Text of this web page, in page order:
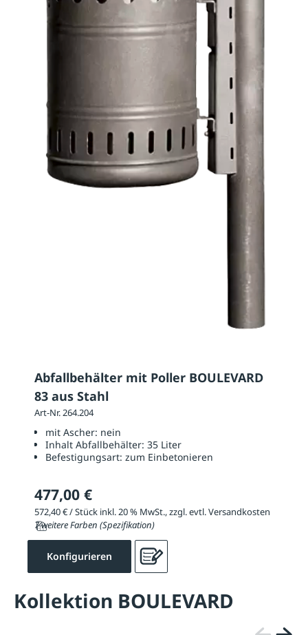
Abfallbehälter mit Poller BOULEVARD
83 aus Stahl
Art-Nr. 264.204
mit Ascher: nein
Inhalt Abfallbehälter: 35 Liter
Befestigungsart: zum Einbetonieren
477,00 €
572,40 € / Stück inkl. 20 % MwSt., zzgl. evtl. Versandkosten
7 weitere Farben (Spezifikation)
Konfigurieren
Kollektion BOULEVARD